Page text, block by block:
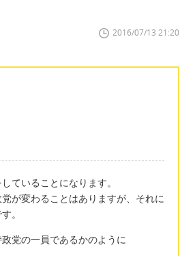
2016/07/13 21:20
ていることになります。
が変わることはありますが、それに
。
党の一員であるかのように